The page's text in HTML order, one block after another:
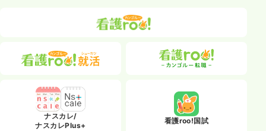
ナスカレ/
ナスカレPlus+
看護roo!国試